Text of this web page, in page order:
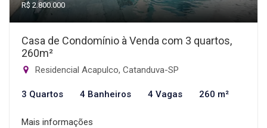
R$ 2.800.000
Casa de Condomínio à Venda com 3 quartos,
260m²
Residencial Acapulco, Catanduva-SP
3 Quartos 4 Banheiros 4 Vagas 260 m²
Mais informações